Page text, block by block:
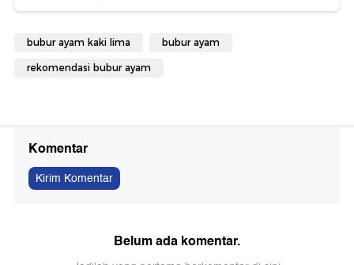
bubur ayam kaki lima bubur ayam
rekomendasi bubur ayam
Komentar
Kirim Komentar
Belum ada komentar.